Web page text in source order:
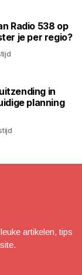
Radio 538 op
je per regio?
in
planning
artikelen, tips